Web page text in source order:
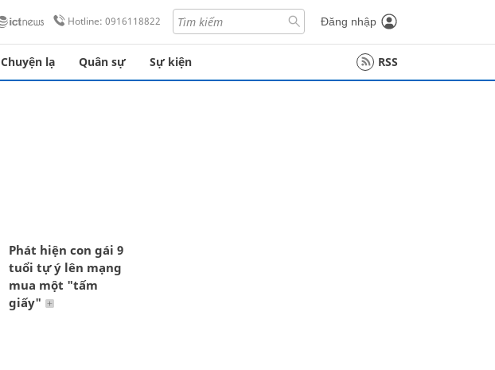
Hotline: 0916118822 Đăng nhập
Chuyện lạ Quân sự Sự kiện RSS
Phát hiện con gái 9
tuổi tự ý lên mạng
mua một "tấm
giấy"